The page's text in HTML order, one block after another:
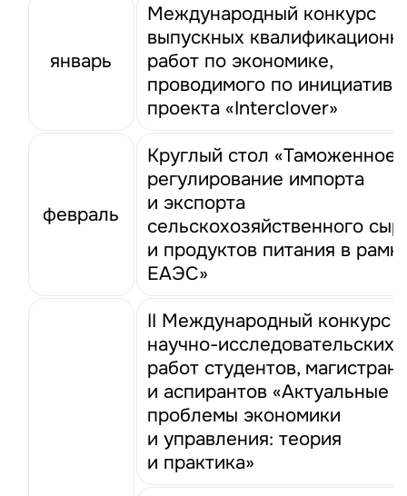
январь
Международный конкурс
выпускных
работ по экономике,
проводимого по инициативе
проекта «Interclover»
февраль
Круглый стол «Таможенное
регулирование импорта
и экспорта
сельскохозяйственного
и продуктов питания в
ЕАЭС»
II Международный конкурс
научно-исследовательских
работ студентов,
и аспирантов «Актуальные
проблемы экономики
и управления: теория
и практика»